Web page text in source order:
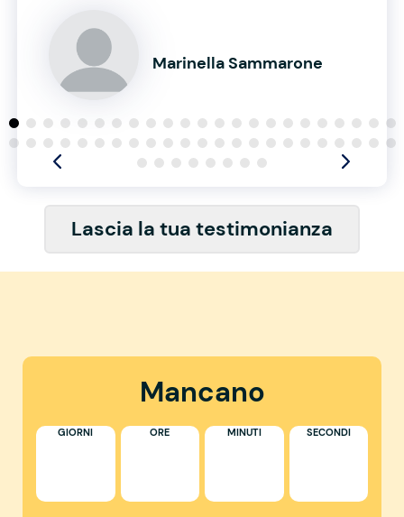
Marinella Sammarone
Lascia la tua testimonianza
Mancano
GIORNI ORE MINUTI SECONDI